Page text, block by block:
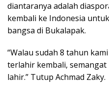
diantaranya adalah
kembali ke Indonesia
bangsa di Bukalapak.
“Walau sudah 8 tahun
terlahir kembali,
lahir.” Tutup Achmad Zaky.